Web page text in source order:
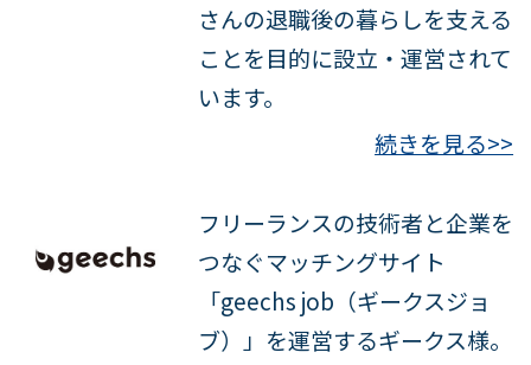
さんの退職後の暮らしを支える
ことを目的に設立・運営されて
います。
続きを見る>>
フリーランスの技術者と企業を
つなぐマッチングサイト
「geechs job（ギークスジョ
ブ）」を運営するギークス様。